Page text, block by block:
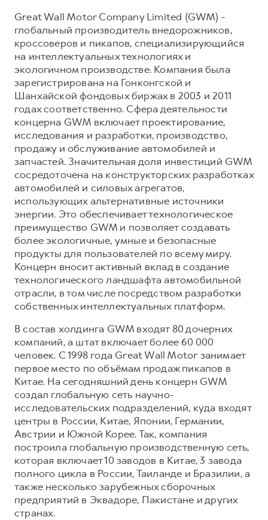
Great Wall Motor Company Limited (GWM) -
глобальный производитель внедорожников,
кроссоверов и пикапов, специализирующийся
на интеллектуальных технологиях и
экологичном производстве. Компания была
зарегистрирована на Гонконгской и
Шанхайской фондовых биржах в 2003 и 2011
годах соответственно. Сфера деятельности
концерна GWM включает проектирование,
исследования и разработки, производство,
продажу и обслуживание автомобилей и
запчастей. Значительная доля инвестиций GWM
сосредоточена на конструкторских разработках
автомобилей и силовых агрегатов,
использующих альтернативные источники
энергии. Это обеспечивает технологическое
преимущество GWM и позволяет создавать
более экологичные, умные и безопасные
продукты для пользователей по всему миру.
Концерн вносит активный вклад в создание
технологического ландшафта автомобильной
отрасли, в том числе посредством разработки
собственных интеллектуальных платформ.
В состав холдинга GWM входят 80 дочерних
компаний, а штат включает более 60 000
человек. С 1998 года Great Wall Motor занимает
первое место по объёмам продаж пикапов в
Китае. На сегодняшний день концерн GWM
создал глобальную сеть научно-
исследовательских подразделений, куда входят
центры в России, Китае, Японии, Германии,
Австрии и Южной Корее. Так, компания
построила глобальную производственную сеть,
которая включает 10 заводов в Китае, 3 завода
полного цикла в России, Таиланде и Бразилии, а
также несколько зарубежных сборочных
предприятий в Эквадоре, Пакистане и других
странах.